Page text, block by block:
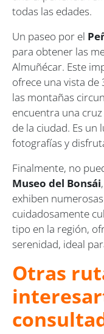
todas las edades.
Un paseo por el
para obtener las
Almuñécar. Este
ofrece una vista de
las montañas
encuentra una
de la ciudad. Es
fotografías y
Finalmente, no
Museo del Bonsái
exhiben
cuidadosamente
tipo en la región,
serenidad, ideal
Otras